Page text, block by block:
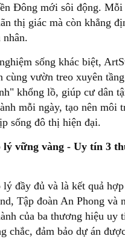
Đông mới sôi động. Mỗi
thị giác mà còn khẳng
nhân.
sống khác biệt,
cùng vườn treo xuyên
khổng lồ, giúp cư dân
mỗi ngày, tạo nên môi
sống đô thị hiện đại.
lý vững vàng - Uy tín 3
đầy đủ và là kết quả
Tập đoàn An Phong và
của ba thương hiệu uy
chắc, đảm bảo dự án